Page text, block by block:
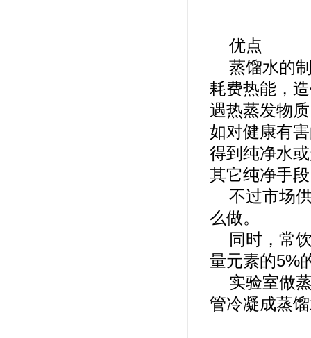
优点
蒸馏水的
耗费热能，
遇热蒸发物
如对健康有
得到纯净水
其它纯净手
不过市场
么做。
同时，常
量元素的5%
实验室做
管冷凝成蒸